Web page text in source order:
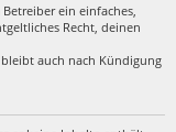
ein einfaches,
Recht, deinen
auch nach Kündigung